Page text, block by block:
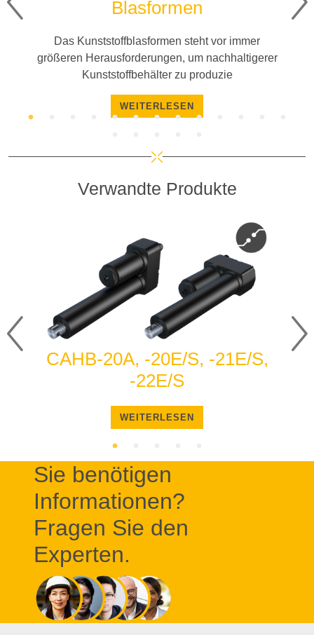
Blasformen
Das Kunststoffblasformen steht vor immer
größeren Herausforderungen, um nachhaltigerer
Kunststoffbehälter zu produzie
WEITERLESEN
Verwandte Produkte
CAHB-20A, -20E/S, -21E/S,
-22E/S
WEITERLESEN
Sie benötigen
Informationen?
Fragen Sie den
Experten.